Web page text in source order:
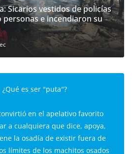
Sicarios vestidos de policías
e incendiaron su
¿Qué es ser "puta"?
en el apelativo favorito
a cualquiera que dice, apoya,
la osadía de existir fuera de
límites de los machitos osados